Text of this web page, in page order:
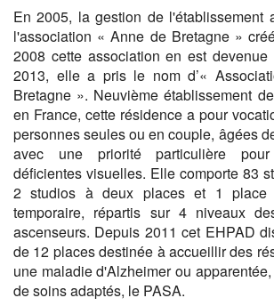
En 2005, la gestion de l'établissement
l'association « Anne de Bretagne »
2008 cette association en est devenue
2013, elle a pris le nom d’«
Bretagne ». Neuvième établissement
en France, cette résidence a pour
personnes seules ou en couple, âgées
avec une priorité particulière
déficientes visuelles. Elle comporte 83
2 studios à deux places et 1 place
temporaire, répartis sur 4 niveaux
ascenseurs. Depuis 2011 cet EHPAD
de 12 places destinée à accueillir des
une maladie d'Alzheimer ou
de soins adaptés, le PASA.